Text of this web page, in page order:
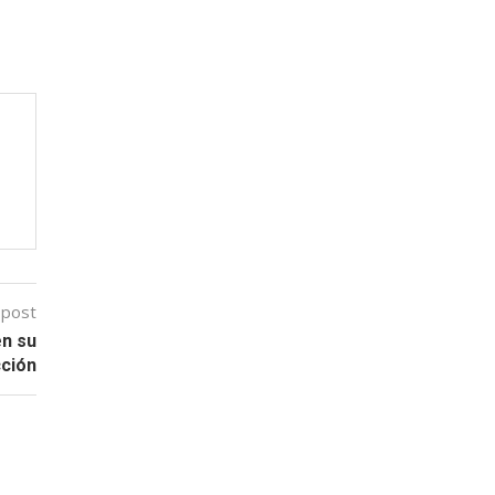
su